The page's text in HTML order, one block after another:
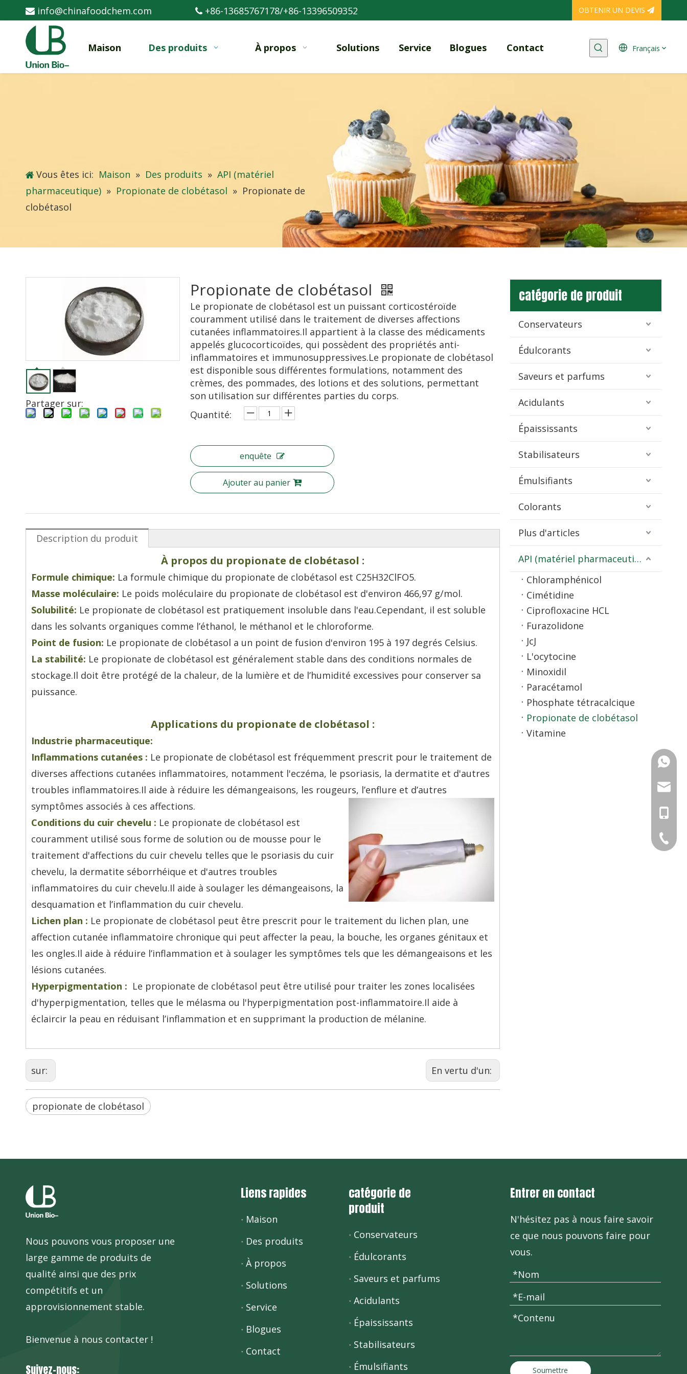
 info@chinafoodchem.com  +86-13685767178/+86-13396509352 OBTENIR UN DEVIS
Maison Des produits À propos Solutions Service Blogues Contact Français
Vous êtes ici: Maison » Des produits » API (matériel
pharmaceutique) » Propionate de clobétasol » Propionate de
clobétasol
Partager sur:
Propionate de clobétasol
Le propionate de clobétasol est un puissant corticostéroïde
couramment utilisé dans le traitement de diverses affections
cutanées inflammatoires.Il appartient à la classe des médicaments
appelés glucocorticoïdes, qui possèdent des propriétés anti-
inflammatoires et immunosuppressives.Le propionate de clobétasol
est disponible sous différentes formulations, notamment des
crèmes, des pommades, des lotions et des solutions, permettant
son utilisation sur différentes parties du corps.
Quantité:
enquête
Ajouter au panier
Description du produit
À propos du propionate de clobétasol :
Formule chimique: La formule chimique du propionate de clobétasol est C25H32ClFO5.
Masse moléculaire: Le poids moléculaire du propionate de clobétasol est d'environ 466,97 g/mol.
Solubilité: Le propionate de clobétasol est pratiquement insoluble dans l'eau.Cependant, il est soluble
dans les solvants organiques comme l’éthanol, le méthanol et le chloroforme.
Point de fusion: Le propionate de clobétasol a un point de fusion d'environ 195 à 197 degrés Celsius.
La stabilité: Le propionate de clobétasol est généralement stable dans des conditions normales de
stockage.Il doit être protégé de la chaleur, de la lumière et de l’humidité excessives pour conserver sa
puissance.
Applications du propionate de clobétasol :
Industrie pharmaceutique:
Inflammations cutanées : Le propionate de clobétasol est fréquemment prescrit pour le traitement de
diverses affections cutanées inflammatoires, notamment l'eczéma, le psoriasis, la dermatite et d'autres
troubles inflammatoires.Il aide à réduire les démangeaisons, les rougeurs, l’enflure et d’autres
symptômes associés à ces affections.
Conditions du cuir chevelu : Le propionate de clobétasol est
couramment utilisé sous forme de solution ou de mousse pour le
traitement d'affections du cuir chevelu telles que le psoriasis du cuir
chevelu, la dermatite séborrhéique et d'autres troubles
inflammatoires du cuir chevelu.Il aide à soulager les démangeaisons, la
desquamation et l’inflammation du cuir chevelu.
Lichen plan : Le propionate de clobétasol peut être prescrit pour le traitement du lichen plan, une
affection cutanée inflammatoire chronique qui peut affecter la peau, la bouche, les organes génitaux et
les ongles.Il aide à réduire l’inflammation et à soulager les symptômes tels que les démangeaisons et les
lésions cutanées.
Hyperpigmentation : Le propionate de clobétasol peut être utilisé pour traiter les zones localisées
d'hyperpigmentation, telles que le mélasma ou l'hyperpigmentation post-inflammatoire.Il aide à
éclaircir la peau en réduisant l’inflammation et en supprimant la production de mélanine.
sur: En vertu d'un:
propionate de clobétasol
catégorie de produit
Conservateurs
Édulcorants
Saveurs et parfums
Acidulants
Épaississants
Stabilisateurs
Émulsifiants
Colorants
Plus d'articles
API (matériel pharmaceutique)
Chloramphénicol
Cimétidine
Ciprofloxacine HCL
Furazolidone
JcJ
L'ocytocine
Minoxidil
Paracétamol
Phosphate tétracalcique
Propionate de clobétasol
Vitamine
Nous pouvons vous proposer une
large gamme de produits de
qualité ainsi que des prix
compétitifs et un
approvisionnement stable.
Bienvenue à nous contacter !
Suivez-nous:
Liens rapides
Maison
Des produits
À propos
Solutions
Service
Blogues
Contact
catégorie de
produit
Conservateurs
Édulcorants
Saveurs et parfums
Acidulants
Épaississants
Stabilisateurs
Émulsifiants
+86-
+86-
+86-
Entrer en contact
N'hésitez pas à nous faire savoir
ce que nous pouvons faire pour
vous.
Soumettre